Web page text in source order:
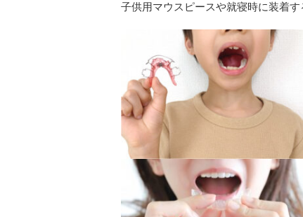
子供用マウスピースや就寝時に装着